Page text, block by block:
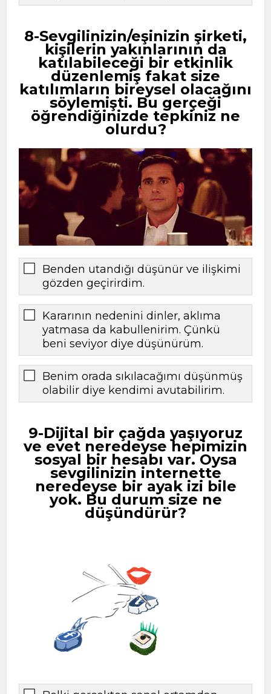
8-Sevgilinizin/eşinizin şirketi,
kişilerin yakınlarının da
katılabileceği bir etkinlik
düzenlemiş fakat size
katılımların bireysel olacağını
söylemişti. Bu gerçeği
öğrendiğinizde tepkiniz ne
olurdu?
Benden utandığı düşünür ve ilişkimi
gözden geçirirdim.
Kararının nedenini dinler, aklıma
yatmasa da kabullenirim. Çünkü
beni seviyor diye düşünürüm.
Benim orada sıkılacağımı düşünmüş
olabilir diye kendimi avutabilirim.
9-Dijital bir çağda yaşıyoruz
ve evet neredeyse hepimizin
sosyal bir hesabı var. Oysa
sevgilinizin internette
neredeyse bir ayak izi bile
yok. Bu durum size ne
düşündürür?